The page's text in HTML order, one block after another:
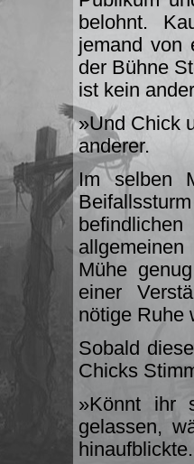
belohnt.
jemand von
der Bühne
ist kein
»Und Chick
anderer.
Im selben
Mühe
einer
nötige Ruhe
Sobald
Chicks
»Könnt ihr
gelassen,
hinaufblickte.